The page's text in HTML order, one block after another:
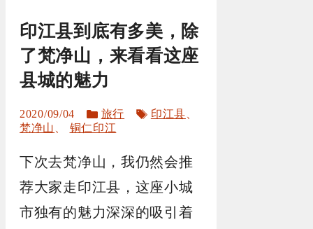
印江县到底有多美，除
了梵净山，来看看这座
县城的魅力
2020/09/04
分
类
旅行
标
印江县
梵净山
铜仁印江
下次去梵净山，我仍然会推
荐大家走印江县，这座小城
市独有的魅力深深的吸引着